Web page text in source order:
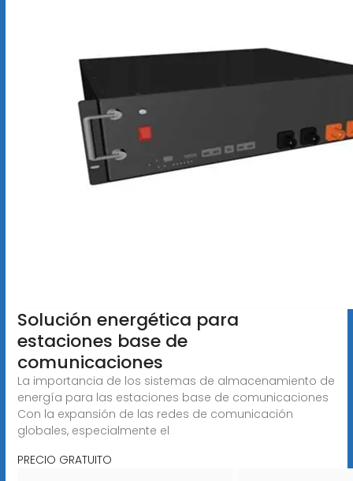
Solución energética para
estaciones base de
comunicaciones
La importancia de los sistemas de almacenamiento de
energía para las estaciones base de comunicaciones
Con la expansión de las redes de comunicación
globales, especialmente el
PRECIO GRATUITO